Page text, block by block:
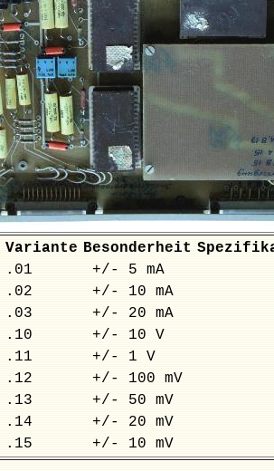
Variante Besonderheit
.01
+/- 5 mA
.02
+/- 10 mA
.03
+/- 20 mA
.10
+/- 10 V
.11
+/- 1 V
.12
+/- 100 mV
.13
+/- 50 mV
.14
+/- 20 mV
.15 +/- 10 mV